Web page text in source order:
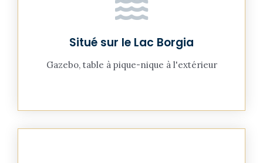
Situé sur le Lac Borgia
Gazebo, table à pique-nique à l'extérieur